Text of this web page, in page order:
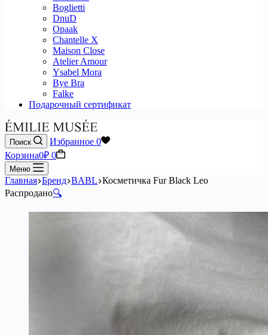
Boglietti
DnuD
Opaak
Chantelle X
Maison Close
Atelier Amour
Ysabel Mora
Bye Bra
Falke
Подарочный сертификат
Поиск Избранное 0
Корзина0₽ 0
Меню
Главная Бренд BABL Косметичка Fur Black Leo
Распродано🔍